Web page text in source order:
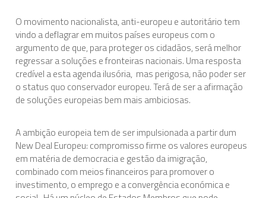
O movimento nacionalista, anti-europeu e autoritário tem
vindo a deflagrar em muitos países europeus com o
argumento de que, para proteger os cidadãos, será melhor
regressar a soluções e fronteiras nacionais. Uma resposta
credível a esta agenda ilusória, mas perigosa, não poder ser
o status quo conservador europeu. Terá de ser a afirmação
de soluções europeias bem mais ambiciosas.
A ambição europeia tem de ser impulsionada a partir dum
New Deal Europeu: compromisso firme os valores europeus
em matéria de democracia e gestão da imigração,
combinado com meios financeiros para promover o
investimento, o emprego e a convergência económica e